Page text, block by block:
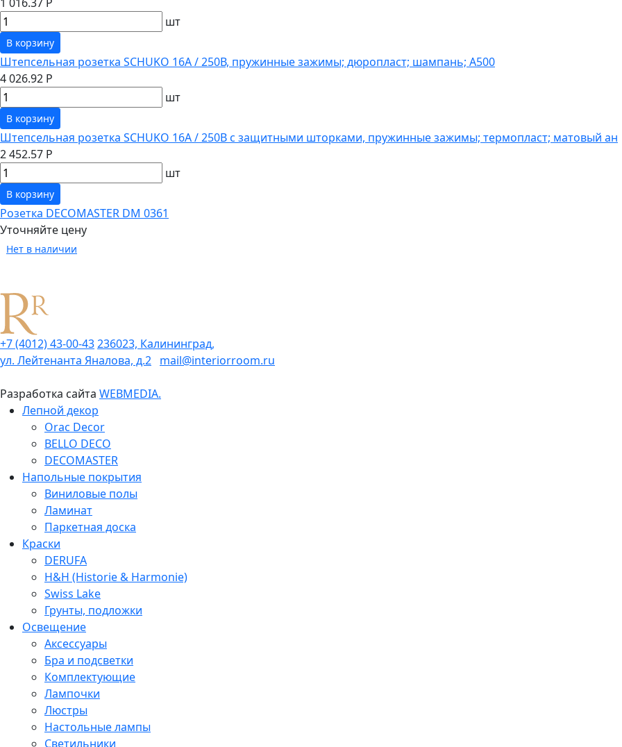
шт
В корзину
Штепсельная розетка SCHUKO 16А / 250В, пружинные зажимы; дюропласт; шампань; A500
4 026.92 Р
шт
В корзину
Штепсельная розетка SCHUKO 16А / 250В с защитными шторками, пружинные зажимы; термопласт; матовый ан
2 452.57 Р
шт
В корзину
Розетка DECOMASTER DM 0361
Уточняйте цену
Нет в наличии
+7 (4012) 43-00-43236023, Калининград,
ул. Лейтенанта Яналова, д.2 mail@interiorroom.ru
Разработка сайта WEBMEDIA.
Лепной декор
Orac Decor
BELLO DECO
DECOMASTER
Напольные покрытия
Виниловые полы
Ламинат
Паркетная доска
Краски
DERUFA
H&H (Historie & Harmonie)
Swiss Lake
Грунты, подложки
Освещение
Аксессуары
Бра и подсветки
Комплектующие
Лампочки
Люстры
Настольные лампы
Светильники